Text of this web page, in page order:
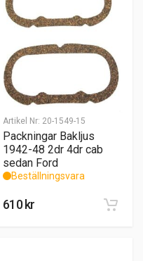
Artikel Nr: 20-1549-15
Packningar Bakljus
1942-48 2dr 4dr cab
sedan Ford
Beställningsvara
610kr